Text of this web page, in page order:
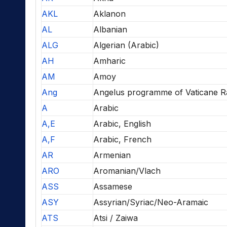
AKL
Aklanon
AL
Albanian
ALG
Algerian (Arabic)
AH
Amharic
AM
Amoy
Ang
Angelus programme of Vaticane
A
Arabic
A,E
Arabic, English
A,F
Arabic, French
AR
Armenian
ARO
Aromanian/Vlach
ASS
Assamese
ASY
Assyrian/Syriac/Neo-Aramaic
ATS
Atsi / Zaiwa